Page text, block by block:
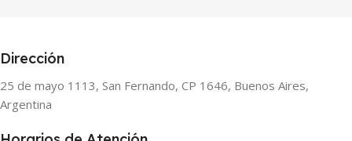
BRANDS
Dirección
25 de mayo 1113, San Fernando, CP 1646, Buenos Aires,
Argentina